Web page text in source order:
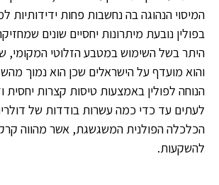
המיסוי הנהוגה בה נחשבות פחות ידידותיות
בפולין נובעת מיתרונות יחסיים שונים
היתר בשל השימוש במטבע הזלוטי המקומי,
והוא מועדף על הישראלים שכן הוא נמוך
הנוחה לפולין באמצעות טיסות קצרות יחסית
לעתים עד כדי כמה עשרות בודדות של
הכלכלה הפולנית המשגשגת, אשר מהווה
להשקעות.